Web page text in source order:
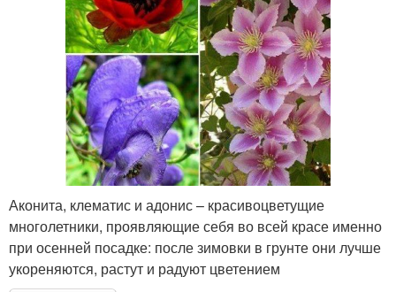
Аконита, клематис и адонис – красивоцветущие
многолетники, проявляющие себя во всей красе именно
при осенней посадке: после зимовки в грунте они лучше
укореняются, растут и радуют цветением